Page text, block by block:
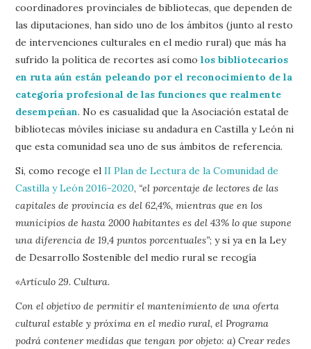
coordinadores provinciales de bibliotecas, que dependen de
las diputaciones, han sido uno de los ámbitos (junto al resto
de intervenciones culturales en el medio rural) que más ha
sufrido la política de recortes así comolos bibliotecarios
en ruta aún están peleando por el reconocimiento de la
categoría profesional de las funciones que realmente
desempeñan. No es casualidad que la Asociación estatal de
bibliotecas móviles iniciase su andadura en Castilla y León ni
que esta comunidad sea uno de sus ámbitos de referencia.
Si, como recoge elII Plan de Lectura de la Comunidad de
Castilla y León 2016-2020, “el porcentaje de lectores de las
capitales de provincia es del 62,4%, mientras que en los
municipios de hasta 2000 habitantes es del 43% lo que supone
una diferencia de 19,4 puntos porcentuales”; y si ya en la Ley
de Desarrollo Sostenible del medio rural se recogía
«Artículo 29. Cultura.
Con el objetivo de permitir el mantenimiento de una oferta
cultural estable y próxima en el medio rural, el Programa
podrá contener medidas que tengan por objeto: a) Crear redes